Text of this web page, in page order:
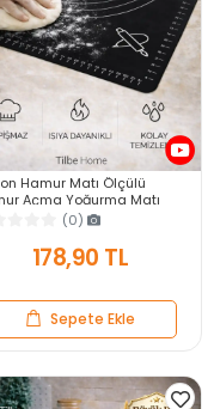
Hamur Matı Ölçülü
Açma Yoğurma Matı
Boy Siyah 50 x 40 cm
(0)
178,90 TL
Sepete Ekle